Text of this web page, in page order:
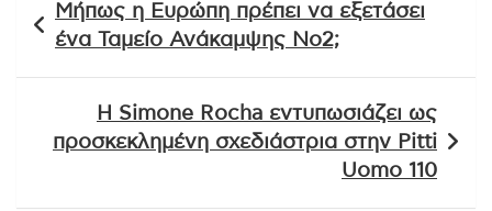
άρθρων
Μήπως η Ευρώπη πρέπει να εξετάσει
ένα Ταμείο Ανάκαμψης Νο2;
Η Simone Rocha εντυπωσιάζει ως
προσκεκλημένη σχεδιάστρια στην Pitti
Uomo 110